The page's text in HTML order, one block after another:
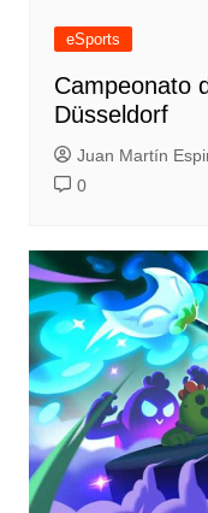
eSports
Campeonato
Düsseldorf
Juan Martín
0